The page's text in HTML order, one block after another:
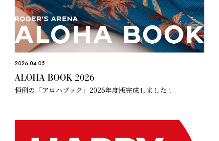
2026.04.05
ALOHA BOOK 2026
恒例の「アロハブック」2026年度版完成しました！